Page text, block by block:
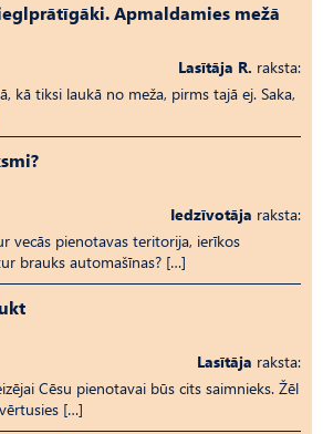
Apmaldamies mežā
Lasītāja R. raksta:
kā tiksi laukā no meža, pirms tajā ej. Saka,
Iedzīvotāja raksta:
vecās pienotavas teritorija, ierīkos
brauks automašīnas? […]
Lasītāja raksta:
Cēsu pienotavai būs cits saimnieks. Žēl
[…]